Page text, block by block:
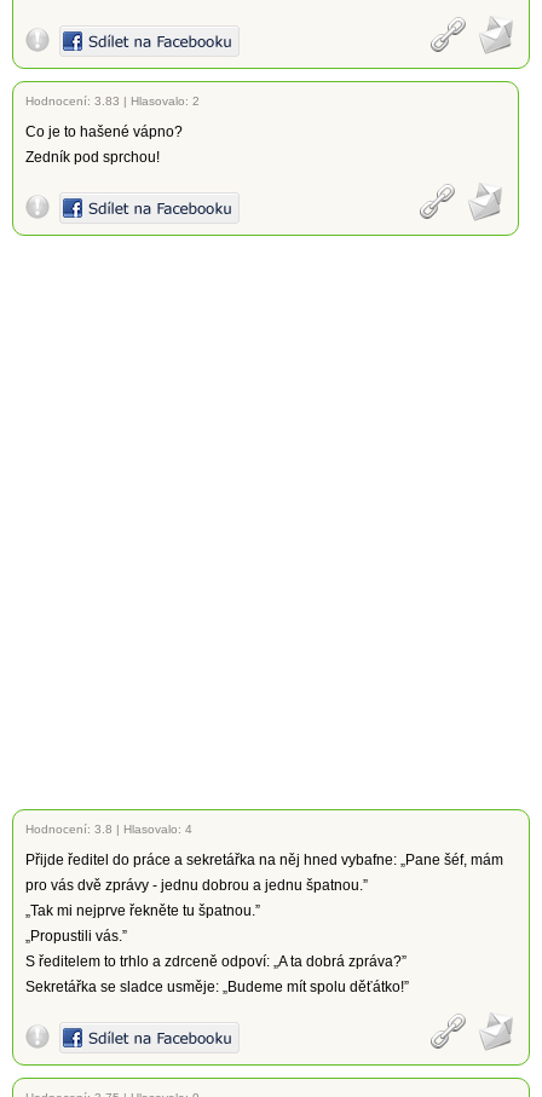
Hodnocení: 3.83 | Hlasovalo: 2
Co je to hašené vápno?
Zedník pod sprchou!
Hodnocení: 3.8 | Hlasovalo: 4
Přijde ředitel do práce a sekretářka na něj hned vybafne: „Pane šéf, mám
pro vás dvě zprávy - jednu dobrou a jednu špatnou.”
„Tak mi nejprve řekněte tu špatnou.”
„Propustili vás.”
S ředitelem to trhlo a zdrceně odpoví: „A ta dobrá zpráva?”
Sekretářka se sladce usměje: „Budeme mít spolu děťátko!”